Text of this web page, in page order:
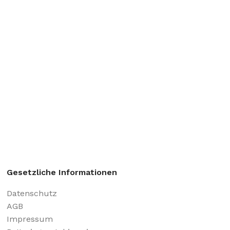
Gesetzliche Informationen
Datenschutz
AGB
Impressum